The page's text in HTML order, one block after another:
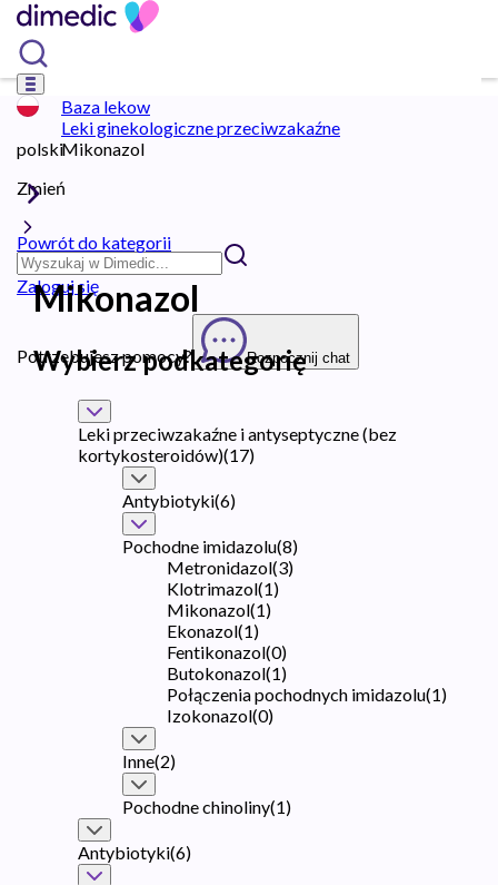
polski
Zmień
Zaloguj się
Potrzebujesz pomocy? Rozpocznij chat
Baza lekow
Leki ginekologiczne przeciwzakaźne
Mikonazol
Powrót do kategorii
Mikonazol
Wybierz podkategorię
Leki przeciwzakaźne i antyseptyczne (bez
kortykosteroidów)(17)
Antybiotyki(6)
Pochodne imidazolu(8)
Metronidazol(3)
Klotrimazol(1)
Mikonazol(1)
Ekonazol(1)
Fentikonazol(0)
Butokonazol(1)
Połączenia pochodnych imidazolu(1)
Izokonazol(0)
Inne(2)
Pochodne chinoliny(1)
Antybiotyki(6)